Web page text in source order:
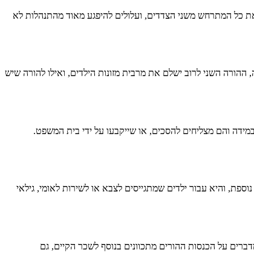
כל המתרחש משני הצדדים, ועלולים להיפגע מאוד מהתנהלות לא
השני לרוב ישלם את מרבית מזונות הילדים, ואילו להורה שיש
והם מצליחים להסכים, או שייקבעו על ידי בית המשפט.
לגיל 18. עד אז, הגילאים נחלקים ל-3 קבוצות גיל: 0-6, גילאי 6-15 וגילאי 15-18. ישנה קבוצה גיל נוספת, והיא עבור ילדים שמתגייסים לצבא או לשירות לאומי, גילאי
על הכנסות ההורים מתכוונים בנוסף לשכר הקיים, גם